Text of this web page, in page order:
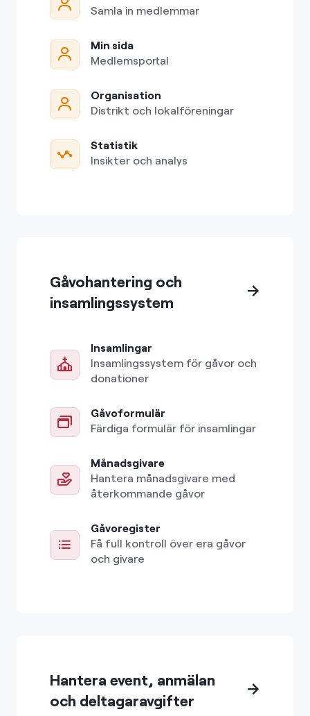
Samla in medlemmar
Min sida
Medlemsportal
Organisation
Distrikt och lokalföreningar
Statistik
Insikter och analys
Gåvohantering och
insamlingssystem
Insamlingar
Insamlingssystem för gåvor och
donationer
Gåvoformulär
Färdiga formulär för insamlingar
Månadsgivare
Hantera månadsgivare med
återkommande gåvor
Gåvoregister
Få full kontroll över era gåvor
och givare
Hantera event, anmälan
och deltagaravgifter